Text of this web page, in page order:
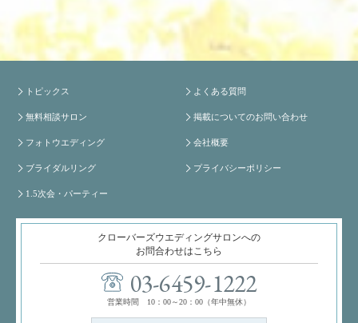
トピックス
無料相談サロン
フォトウエディング
ブライダルリング
1.5次会・パーティー
よくある質問
掲載についてのお問い合わせ
会社概要
プライバシーポリシー
クローバーズウエディングサロンへの
お問合わせはこちら
03-6459-1222
営業時間 10：00～20：00（年中無休）